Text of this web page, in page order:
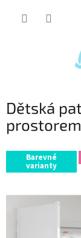
Dětská
Barevné
varianty